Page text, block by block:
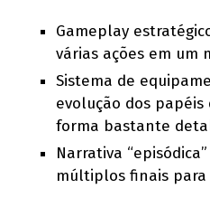
Gameplay
várias ações em um
Sistema de
evolução dos
forma bastante
Narrativa
múltiplos finais